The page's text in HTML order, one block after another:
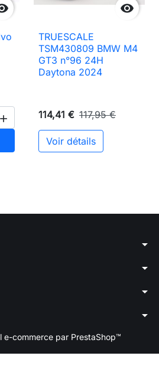

au panier

TRUESCALE
TSM430809 BMW M4
GT3 n°96 24H
Daytona 2024
114,41 € 117,95 €
Voir détails
arrow_drop_down
arrow_drop_down
arrow_drop_down
arrow_drop_down
commerce par PrestaShop™